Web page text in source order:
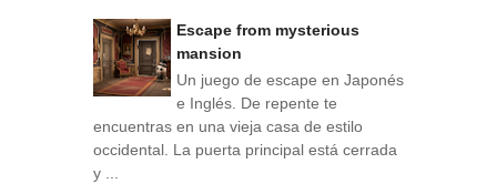
Escape from mysterious
mansion
Un juego de escape en Japonés
e Inglés. De repente te
encuentras en una vieja casa de estilo
occidental. La puerta principal está cerrada
y ...